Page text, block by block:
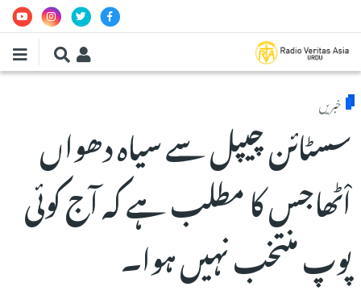
خبریں
سسٹائن چیپل سے سیاہ دھواں
اْٹھاجس کا مطلب ہے کہ آج کوئی
پوپ منتخب نہیں ہوا۔